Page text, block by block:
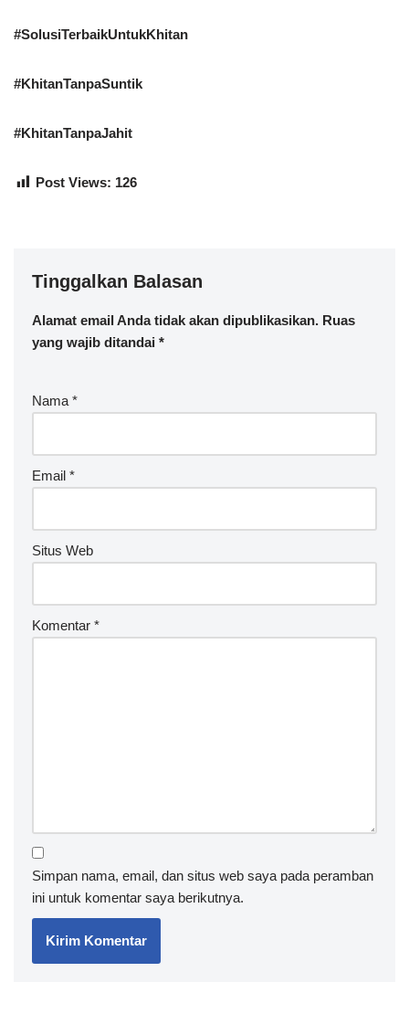
#SolusiTerbaikUntukKhitan
#KhitanTanpaSuntik
#KhitanTanpaJahit
Post Views: 126
Tinggalkan Balasan
Alamat email Anda tidak akan dipublikasikan. Ruas
yang wajib ditandai *
Nama *
Email *
Situs Web
Komentar *
Simpan nama, email, dan situs web saya pada peramban
ini untuk komentar saya berikutnya.